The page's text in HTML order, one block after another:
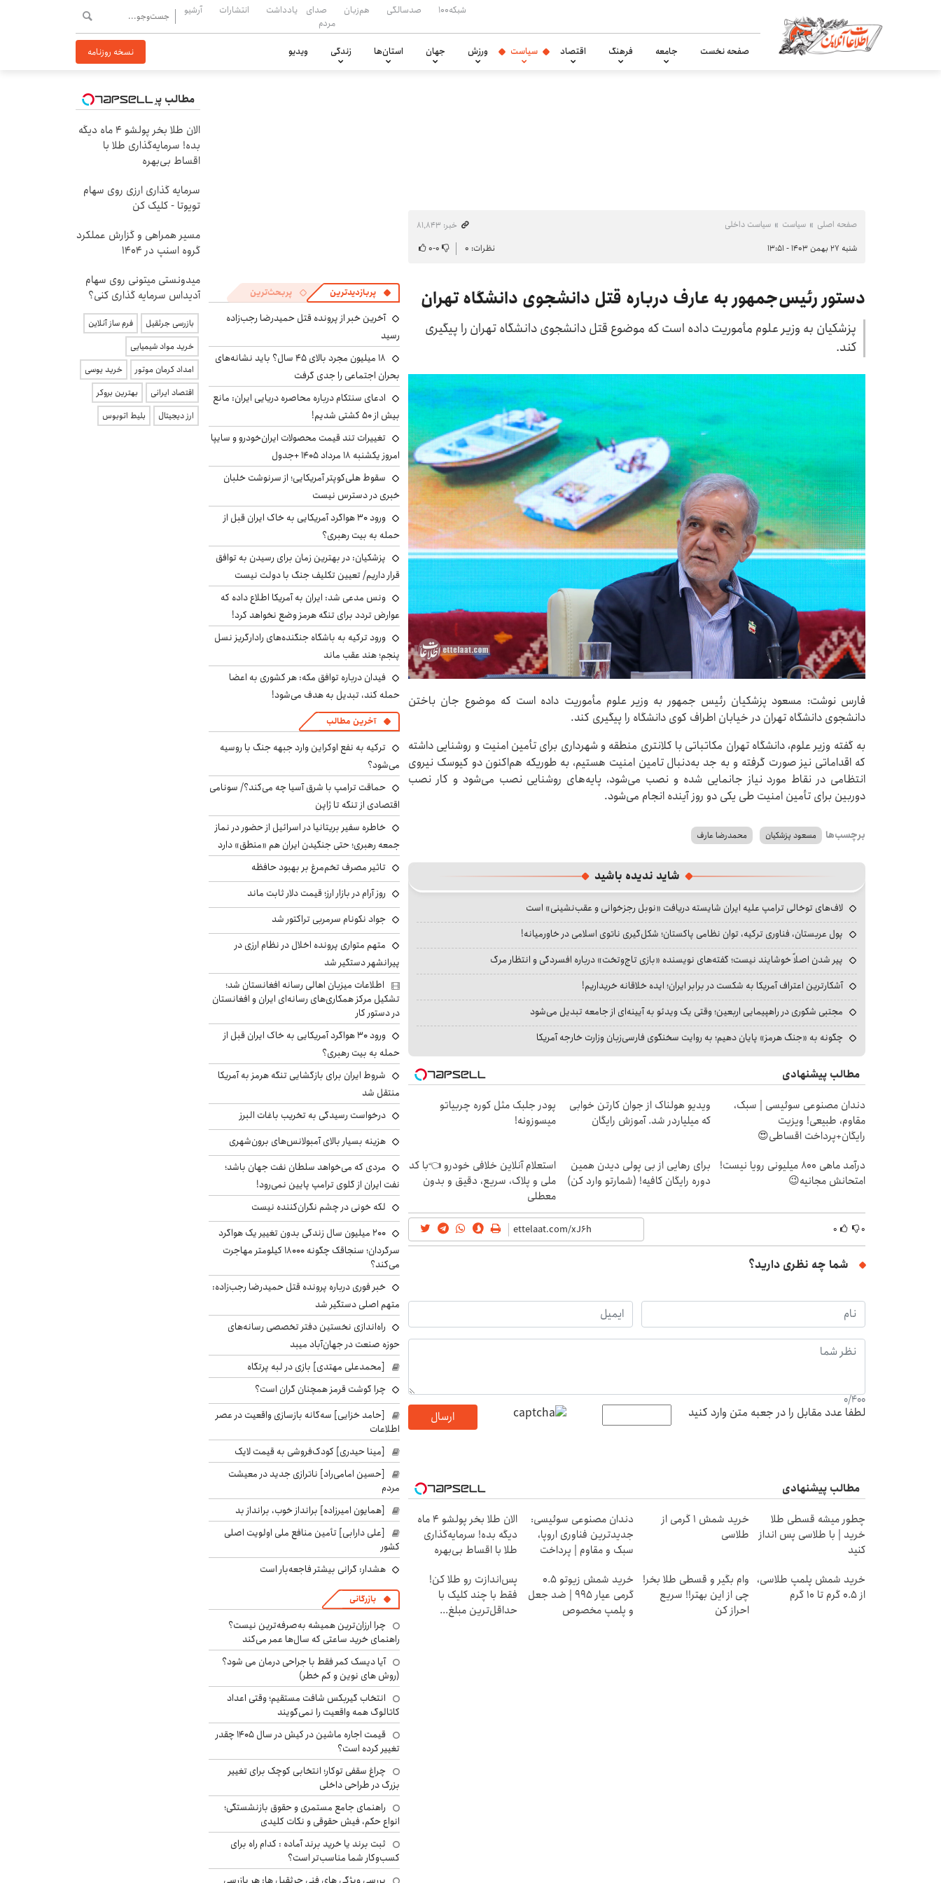
شبکه۱۰۰ صدسالگی هم‌زبان
صدای
مردم
یادداشت انتشارات آرشیو
صفحه نخست جامعه فرهنگ اقتصاد سیاست ورزش جهان استان‌ها زندگی ویدیو نسخه روزنامه
صفحه اصلی سیاست سیاست داخلی
خبر: ۸۱٬۸۴۳
شنبه ۲۷ بهمن ۱۴۰۳ - ۱۳:۵۱
نظرات: ۰ ۰-۰
دستور رئیس‌جمهور به عارف درباره قتل دانشجوی دانشگاه تهران
پزشکیان به وزیر علوم مأموریت داده است که موضوع قتل دانشجوی دانشگاه تهران را پیگیری
کند.
فارس نوشت: مسعود پزشکیان رئیس جمهور به وزیر علوم مأموریت داده است که موضوع جان باختن
دانشجوی دانشگاه تهران در خیابان اطراف کوی دانشگاه را پیگیری کند.
به گفته وزیر علوم، دانشگاه تهران مکاتباتی با کلانتری منطقه و شهرداری برای تأمین امنیت و روشنایی داشته
که اقداماتی نیز صورت گرفته و به جد به‌دنبال تامین امنیت هستیم، به طوریکه هم‌اکنون دو کیوسک نیروی
انتظامی در نقاط مورد نیاز جانمایی شده و نصب می‌شود، پایه‌های روشنایی نصب می‌شود و کار نصب
دوربین برای تأمین امنیت طی یکی دو روز آینده انجام می‌شود.
برچسب‌ها مسعود پزشکیان محمدرضا عارف
شاید ندیده باشید
لاف‌های توخالی ترامپ علیه ایران شایسته دریافت «نوبل رجزخوانی و عقب‌نشینی» است
پول عربستان، فناوری ترکیه، توان نظامی پاکستان؛ شکل‌گیری ناتوی اسلامی در خاورمیانه!
پیر شدن اصلاً خوشایند نیست؛ گفته‌های نویسنده «بازی تاج‌وتخت» درباره افسردگی و انتظار مرگ
آشکارترین اعتراف آمریکا به شکست در برابر ایران؛ ایده خلاقانه خریداریم!
مجتبی شکوری در راهپیمایی اربعین؛ وقتی یک ویدئو به آیینه‌ای از جامعه تبدیل می‌شود
چگونه به «جنگ هرمز» پایان دهیم؛ به روایت سخنگوی فارسی‌زبان وزارت خارجه آمریکا
مطالب پیشنهادی
دندان مصنوعی سوئیسی | سبک،
مقاوم، طبیعی! ویزیت
رایگان+پرداخت اقساطی😍
ویدیو هولناک از جوان کارتن خوابی
که میلیاردر شد. آموزش رایگان
پودر جلبک مثل کوره چربیاتو
میسوزونه!
درآمد ماهی 800 میلیونی رویا نیست!
امتحانش مجانیه😉
برای رهایی از بی پولی دیدن همین
دوره رایگان کافیه! (شمارتو وارد کن)
استعلام آنلاین خلافی خودرو 👈با کد
ملی و پلاک، سریع، دقیق و بدون
معطلی
۰ ۰
شما چه نظری دارید؟
0/400
لطفا عدد مقابل را در جعبه متن وارد کنید ارسال
مطالب پیشنهادی
چطور میشه قسطی طلا
خرید | با طلاسی پس انداز
کنید
خرید شمش 1 گرمی از
طلاسی
دندان مصنوعی سوئیسی:
جدیدترین فناوری اروپا،
سبک و مقاوم | پرداخت
الان طلا بخر پولشو 4 ماه
دیگه بده! سرمایه‌گذاری
طلا با اقساط بی‌بهره
خرید شمش پلمپ طلاسی،
از ۰.۵ گرم تا ۱۰ گرم
وام بگیر و قسطی طلا بخر!
چی از این بهتر!! سریع
احراز کن
خرید شمش زیوتو ۰.۵
گرمی عیار ۹۹۵ | ضد جعل
و پلمپ مخصوص
پس‌اندازت رو طلا کن!
فقط با چند کلیک با
حداقل‌ترین مبلغ...
پربازدیدترین پربحث‌ترین
آخرین خبر از پرونده قتل حمیدرضا رجب‌زاده
رسید
۱۸ میلیون مجرد بالای ۴۵ سال؟ باید نشانه‌های
بحران اجتماعی را جدی گرفت
ادعای سنتکام درباره محاصره دریایی ایران: مانع
بیش از ۵۰ کشتی شدیم!
تغییرات تند قیمت محصولات ایران‌خودرو و سایپا
امروز یکشنبه ۱۸ مرداد ۱۴۰۵ +جدول
سقوط هلی‌کوپتر آمریکایی؛ از سرنوشت خلبان
خبری در دسترس نیست
ورود ۳۰ هواگرد آمریکایی به خاک ایران قبل از
حمله به بیت رهبری؟
پزشکیان‌: در بهترین زمان برای رسیدن به توافق
قرار داریم/ تعیین تکلیف جنگ با دولت نیست
ونس مدعی شد: ایران به آمریکا اطلاع داده که
عوارض تردد برای تنگه هرمز وضع نخواهد کرد!
ورود ترکیه به باشگاه جنگنده‌های رادارگریز نسل
پنجم؛ هند عقب ماند
فیدان درباره توافق مکه: هر کشوری به اعضا
حمله کند، تبدیل به هدف می‌شود!
آخرین مطالب
ترکیه به نفع اوکراین وارد جبهه جنگ با روسیه
می‌شود؟
حماقت ترامپ با شرق آسیا چه می‌کند؟/ سونامی
اقتصادی از تنگه تا ژاپن
خاطره سفیر بریتانیا در اسرائیل از حضور در نماز
جمعه رهبری؛ حتی جنگیدن ایران هم «منطق» دارد
تاثیر مصرف تخم‌مرغ بر بهبود حافظه
روز آرام در بازار ارز؛ قیمت دلار ثابت ماند
جواد نکونام سرمربی تراکتور شد
متهم متواری پرونده اخلال در نظام ارزی در
پیرانشهر دستگیر شد
اطلاعات میزبان اهالی رسانه افغانستان شد؛
تشکیل مرکز همکاری‌های رسانه‌ای ایران و افغانستان
در دستور کار
ورود ۳۰ هواگرد آمریکایی به خاک ایران قبل از
حمله به بیت رهبری؟
شروط ایران برای بازگشایی تنگه هرمز به آمریکا
منتقل شد
درخواست رسیدگی به تخریب باغات البرز
هزینه بسیار بالای آمبولانس‌های برون‌شهری
مردی که می‌خواهد سلطان نفت جهان باشد؛
نفت ایران از گلوی ترامپ پایین نمی‌رود!
لکه خونی در چشم نگران‌کننده نیست
۲۰۰ میلیون سال زندگی بدون تغییر یک هواگرد
سرگردان؛ سنجاقک‌ چگونه ۱۸۰۰۰ کیلومتر مهاجرت
می‌کند؟
خبر فوری درباره پرونده قتل حمیدرضا رجب‌زاده:
متهم اصلی دستگیر شد
راه‌اندازی نخستین دفتر تخصصی رسانه‌های
حوزه صنعت در جهان‌آباد میبد
[محمدعلی مهتدی] بازی در لبه پرتگاه
چرا گوشت قرمز همچنان گران است؟
[حامد خزایی] سه‌گانه بازسازی واقعیت در عصر
اطلاعات
[مینا حیدری] کودک‌فروشی به قیمت لایک
[حسین امامی‌راد] ناترازی جدید در معیشت
مردم
[همایون امیرزاده] برانداز خوب، برانداز بد
[علی دارابی] تأمین منافع ملی اولویت اصلی
کشور
هشدار: گرانی بیشتر فاجعه‌بار است
بازرگانی
چرا ارزان‌ترین همیشه به‌صرفه‌ترین نیست؟
راهنمای خرید ساعتی که سال‌ها عمر می‌کند
آیا دیسک کمر فقط با جراحی درمان می شود؟
(روش های نوین و کم خطر)
انتخاب گیربکس شافت مستقیم؛ وقتی اعداد
کاتالوگ همه واقعیت را نمی‌گویند
قیمت اجاره ماشین در کیش در سال ۱۴۰۵ چقدر
تغییر کرده است؟
چراغ سقفی توکار؛ انتخابی کوچک برای تغییر
بزرگ در طراحی داخلی
راهنمای جامع مستمری و حقوق بازنشستگی؛
انواع حکم، فیش حقوقی و نکات کلیدی
ثبت برند یا خرید برند آماده : کدام راه برای
کسب‌وکار شما مناسب‌تر است؟
مطالب پیشنهادی
الان طلا بخر پولشو 4 ماه دیگه
بده! سرمایه‌گذاری طلا با
اقساط بی‌بهره
سرمایه گذاری ارزی روی سهام
تویوتا - کلیک کن
مسیر همراهی و گزارش عملکرد
گروه اسنپ در ۱۴۰۴
میدونستی میتونی روی سهام
آدیداس سرمایه گذاری کنی؟
بازرسی جرثقیل
فرم ساز آنلاین
خرید مواد شیمیایی
امداد کرمان موتور
خرید یوسی
اقتصاد ایرانی
بهترین بروکر
ارز دیجیتال
بلیط اتوبوس